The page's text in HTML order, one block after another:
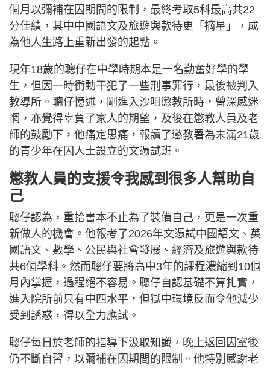
個月以彌補在囚期間的限制，最終考取5科最高共22
分佳績，其中中國語文及旅遊與款待更「摘星」，成
為他人生路上重新出發的起點。
現年18歲的聰仔在中學時期本是一名勤奮好學的學
生，但因一時衝動干犯了一些刑事罪行，最後被判入
教導所。聰仔憶述，剛進入沙咀懲教所時，曾深感迷
惘，亦覺得辜負了家人的期望，及後在懲教人員及老
師的鼓勵下，他痛定思痛，報讀了懲教署為未滿21歲
的青少年在囚人士設立的文憑試班。
懲教人員的支援令我感到很多人幫助自
己
聰仔認為，重拾書本不止為了裝備自己，更是一次重
新做人的機會。他報考了2026年文憑試中國語文、英
國語文、數學、公民與社會發展、經濟及旅遊與款待
共6個學科。然而聰仔要將高中3年的課程濃縮到10個
月內掌握，過程絕不容易。聰仔自認基礎不算扎實，
進入院所前只有中四水平，但獄中環境反而令他減少
受到誘惑，得以全力應試。
聰仔每日於老師的指導下汲取知識，晚上返回囚室後
仍不斷自習，以彌補在囚期間的限制。他特別感謝老